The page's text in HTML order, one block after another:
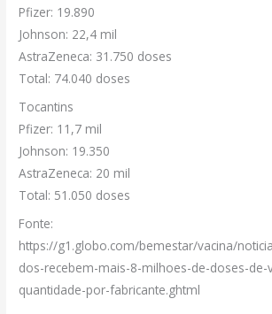
Pfizer: 19.890
Johnson: 22,4 mil
AstraZeneca: 31.750 doses
Total: 74.040 doses
Tocantins
Pfizer: 11,7 mil
Johnson: 19.350
AstraZeneca: 20 mil
Total: 51.050 doses
Fonte:
https://g1.globo.com/bemestar/vacina/
dos-recebem-mais-8-milhoes-de-doses-de-
quantidade-por-fabricante.ghtml